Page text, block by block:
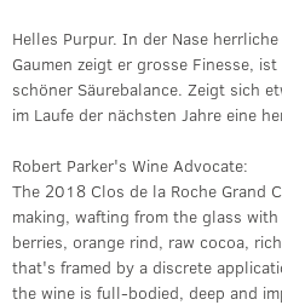
Helles Purpur. In der Nase
Gaumen zeigt er grosse Finesse,
schöner Säurebalance. Zeigt sich
im Laufe der nächsten Jahre eine
Robert Parker's Wine Advocate:
The 2018 Clos de la Roche Grand
making, wafting from the glass
berries, orange rind, raw cocoa,
that's framed by a discrete
the wine is full-bodied, deep and